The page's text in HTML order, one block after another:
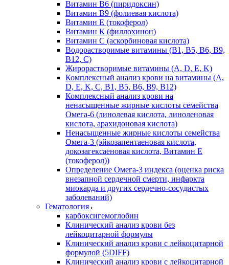
Витамин В6 (пиридоксин)
Витамин В9 (фолиевая кислота)
Витамин Е (токоферол)
Витамин К (филлохинон)
Витамин С (аскорбиновая кислота)
Водорастворимые витамины (B1, B5, B6, В9,
В12, С)
Жирорастворимые витамины (A, D, E, K)
Комплексный анализ крови на витамины (A,
D, E, K, C, B1, B5, B6, В9, B12)
Комплексный анализ крови на
ненасыщенные жирные кислоты семейства
Омега-6 (линолевая кислота, линоленовая
кислота, арахидоновая кислота)
Ненасыщенные жирные кислоты семейства
Омега-3 (эйкозапентаеновая кислота,
докозагексаеновая кислота, Витамин E
(токоферол))
Определение Омега-3 индекса (оценка риска
внезапной сердечной смерти, инфаркта
миокарда и других сердечно-сосудистых
заболеваний)
Гематология
карбоксигемоглобин
Клинический анализ крови без
лейкоцитарной формулы
Клинический анализ крови с лейкоцитарной
формулой (5DIFF)
Клинический анализ крови с лейкоцитарной